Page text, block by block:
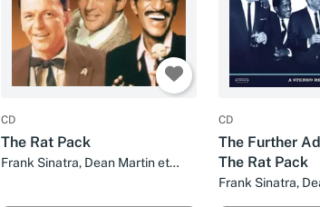
CD
The Rat Pack
Frank Sinatra, Dean Martin et
CD
The Further
The Rat Pack
Frank Sinatra,